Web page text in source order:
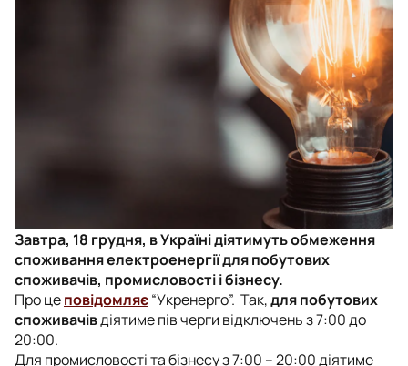
Завтра, 18 грудня, в Україні діятимуть обмеження
споживання електроенергії для побутових
споживачів, промисловості і бізнесу.
Про цеповідомляє“Укренерго”. Так,для побутових
споживачівдіятиме пів черги відключень з 7:00 до
20:00.
Для промисловості та бізнесу з 7:00 – 20:00 діятиме